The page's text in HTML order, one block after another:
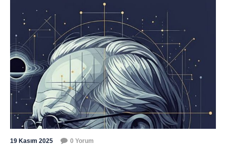
19 Kasım 2025 0 Yorum